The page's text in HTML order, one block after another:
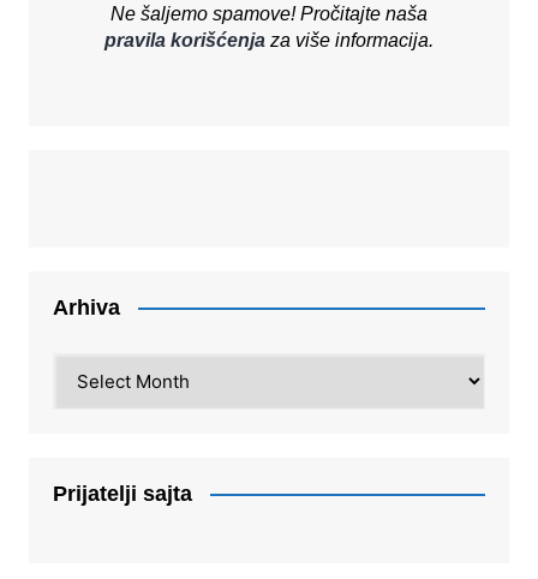
Ne šaljemo spamove! Pročitajte naša
pravila korišćenjaza više informacija.
Arhiva
Prijatelji sajta